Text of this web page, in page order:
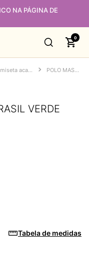
NA PÁGINA DE
0
Camiseta academia masculina POLO MASCULINA CAJUBRASIL VERDE CROCO
VERDE
Tabela de medidas